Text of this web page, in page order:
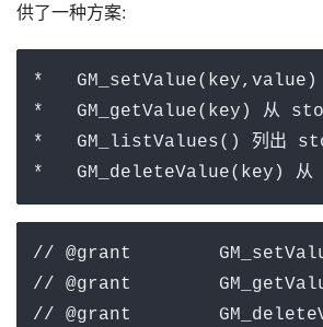
供了一种方案:
*   GM_setValue(key,value)
*   GM_getValue(key) 从
*   GM_listValues() 列出
*   GM_deleteValue(key) 从
// @grant
// @grant
// @grant